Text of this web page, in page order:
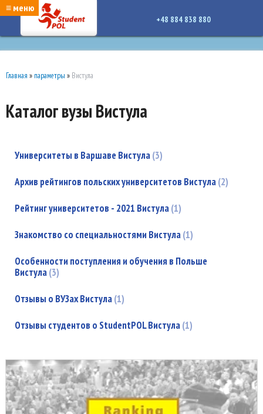
google-site-verification: google7a917c261df1566b.htmlgoogle-site-verification:
google7a917c261df1566b.html
≡ меню
+48 884 838 880
Главная » параметры » Вистула
Каталог вузы Вистула
Университеты в Варшаве Вистула 3
Архив рейтингов польских университетов Вистула 2
Рейтинг университетов - 2021 Вистула 1
Знакомство со специальностями Вистула 1
Особенности поступления и обучения в Польше
Вистула 3
Отзывы о ВУЗах Вистула 1
Отзывы студентов о StudentPOL Вистула 1